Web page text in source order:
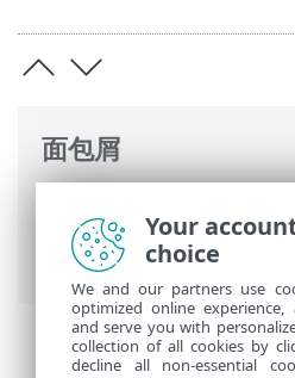
面包屑
ESET PROTECT>ESET
高级搜索
> Open XDR 数
Your
choice
We and our partners use
optimized online
and serve you with
collection of all cookies by
decline all non-essential